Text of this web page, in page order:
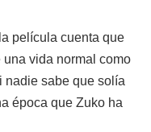
película cuenta que
vida normal como
nadie sabe que solía
época que Zuko ha